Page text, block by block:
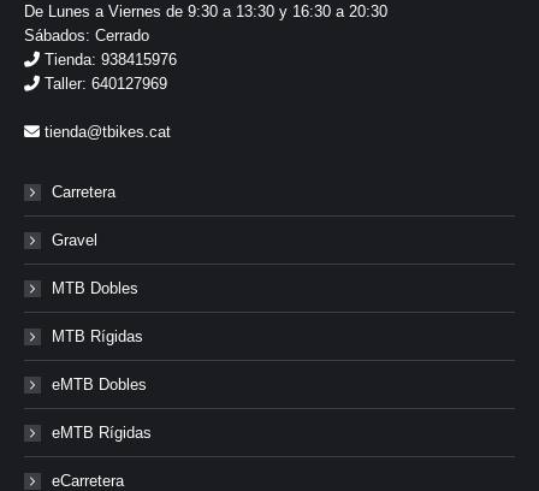
De Lunes a Viernes de 9:30 a 13:30 y 16:30 a 20:30
Sábados: Cerrado
Tienda: 938415976
Taller: 640127969
tienda@tbikes.cat
Carretera
Gravel
MTB Dobles
MTB Rígidas
eMTB Dobles
eMTB Rígidas
eCarretera